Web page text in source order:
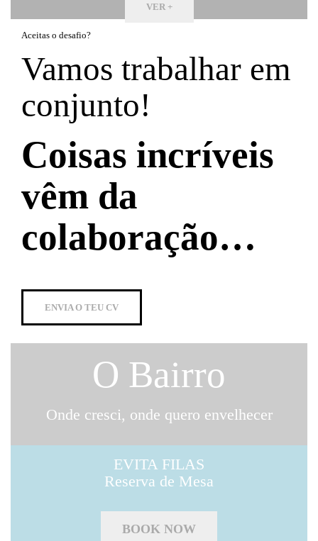
VER +
Aceitas o desafio?
Vamos trabalhar em
conjunto!
Coisas incríveis
vêm da
colaboração…
ENVIA O TEU CV
O Bairro
Onde cresci, onde quero envelhecer
EVITA FILAS
Reserva de Mesa
BOOK NOW